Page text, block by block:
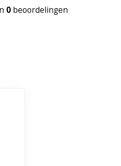
2-jaar Fabrieksgarantie
0 beoordelingen